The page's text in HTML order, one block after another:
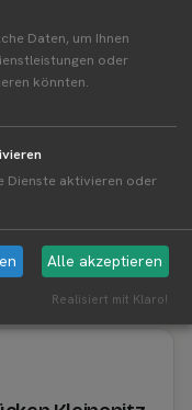
GmbH
Daten, um Ihnen
oder
könnten.
Dienste aktivieren oder
Alle akzeptieren
Realisiert mit Klaro!